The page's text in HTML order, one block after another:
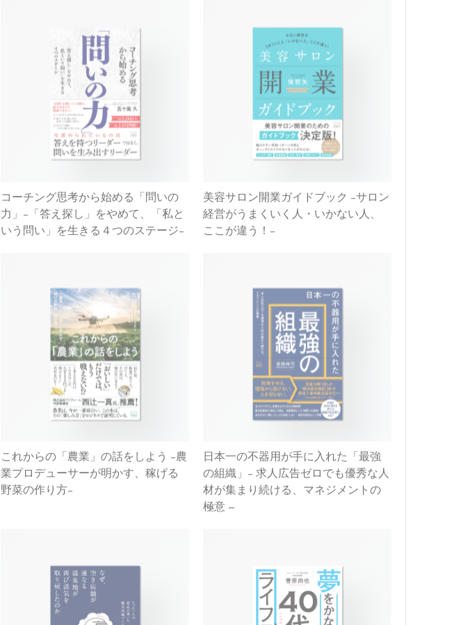
コーチング思考から始める「問いの
力」-「答え探し」をやめて、「私と
いう問い」を生きる４つのステージ-
美容サロン開業ガイドブック -サロン
経営がうまくいく人・いかない人、
ここが違う！-
これからの「農業」の話をしよう -農
業プロデューサーが明かす、稼げる
野菜の作り方-
日本一の不器用が手に入れた「最強
の組織」- 求人広告ゼロでも優秀な人
材が集まり続ける、マネジメントの
極意 –